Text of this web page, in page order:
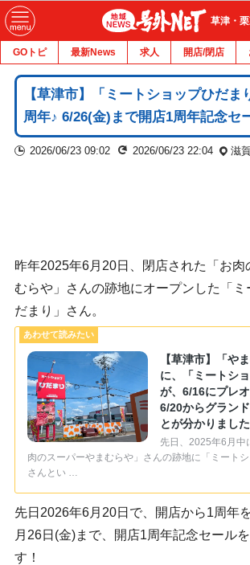
草津・
GOトピ 最新News 求人 開店/閉店
【草津市】「ミートショップひだま
周年♪ 6/26(金)まで開店1周年記念セ
2026/06/23 09:02 2026/06/23 22:04 滋
昨年2025年6月20日、閉店された「お肉
むらや」さんの跡地にオープンした「ミ
だまり」さん。
【草津市】「や
に、「ミートシ
が、6/16にプレオ
6/20からグラン
とが分かりました
先日、2025年6月中
肉のスーパーやまむらや」さんの跡地に「ミートシ
さんとい …
先日2026年6月20日で、開店から1周年
月26日(金)まで、開店1周年記念セール
す！